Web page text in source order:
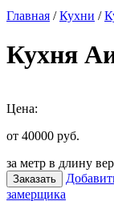
Главная /Кухни /
Кухня
Цена:
от 40000 руб.
за метр в длину
Заказать
замерщика